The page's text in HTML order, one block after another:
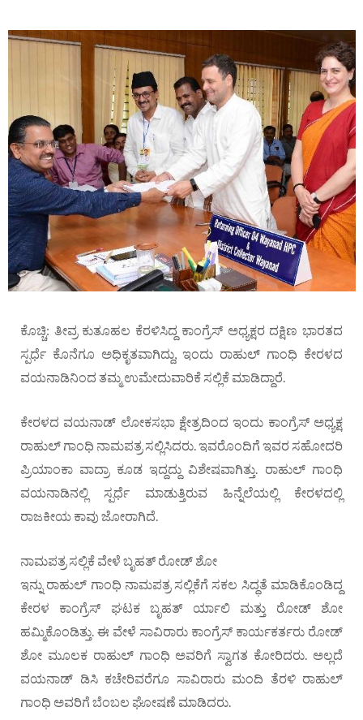
ಕೊಚ್ಚಿ: ತೀವ್ರ ಕುತೂಹಲ ಕೆರಳಿಸಿದ್ದ ಕಾಂಗ್ರೆಸ್ ಅಧ್ಯಕ್ಷರ ದಕ್ಷಿಣ ಭಾರತದ
ಸ್ಪರ್ಧೆ ಕೊನೆಗೂ ಅಧಿಕೃತವಾಗಿದ್ದು, ಇಂದು ರಾಹುಲ್ ಗಾಂಧಿ ಕೇರಳದ
ವಯನಾಡಿನಿಂದ ತಮ್ಮ ಉಮೇದುವಾರಿಕೆ ಸಲ್ಲಿಕೆ ಮಾಡಿದ್ದಾರೆ.
ಕೇರಳದ ವಯನಾಡ್ ಲೋಕಸಭಾ ಕ್ಷೇತ್ರದಿಂದ ಇಂದು ಕಾಂಗ್ರೆಸ್ ಅಧ್ಯಕ್ಷ
ರಾಹುಲ್ ಗಾಂಧಿ ನಾಮಪತ್ರ ಸಲ್ಲಿಸಿದರು. ಇವರೊಂದಿಗೆ ಇವರ ಸಹೋದರಿ
ಪ್ರಿಯಾಂಕಾ ವಾದ್ರಾ ಕೂಡ ಇದ್ದದ್ದು ವಿಶೇಷವಾಗಿತ್ತು. ರಾಹುಲ್ ಗಾಂಧಿ
ವಯನಾಡಿನಲ್ಲಿ ಸ್ಪರ್ಧೆ ಮಾಡುತ್ತಿರುವ ಹಿನ್ನೆಲೆಯಲ್ಲಿ ಕೇರಳದಲ್ಲಿ
ರಾಜಕೀಯ ಕಾವು ಜೋರಾಗಿದೆ.
ನಾಮಪತ್ರ ಸಲ್ಲಿಕೆ ವೇಳೆ ಬೃಹತ್ ರೋಡ್ ಶೋ
ಇನ್ನು ರಾಹುಲ್ ಗಾಂಧಿ ನಾಮಪತ್ರ ಸಲ್ಲಿಕೆಗೆ ಸಕಲ ಸಿದ್ಧತೆ ಮಾಡಿಕೊಂಡಿದ್ದ
ಕೇರಳ ಕಾಂಗ್ರೆಸ್ ಘಟಕ ಬೃಹತ್ ರ್ಯಾಲಿ ಮತ್ತು ರೋಡ್ ಶೋ
ಹಮ್ಮಿಕೊಂಡಿತ್ತು. ಈ ವೇಳೆ ಸಾವಿರಾರು ಕಾಂಗ್ರೆಸ್ ಕಾರ್ಯಕರ್ತರು ರೋಡ್
ಶೋ ಮೂಲಕ ರಾಹುಲ್ ಗಾಂಧಿ ಅವರಿಗೆ ಸ್ವಾಗತ ಕೋರಿದರು. ಅಲ್ಲದೆ
ವಯನಾಡ್ ಡಿಸಿ ಕಚೇರಿವರೆಗೂ ಸಾವಿರಾರು ಮಂದಿ ತೆರಳಿ ರಾಹುಲ್
ಗಾಂಧಿ ಅವರಿಗೆ ಬೆಂಬಲ ಘೋಷಣೆ ಮಾಡಿದರು.